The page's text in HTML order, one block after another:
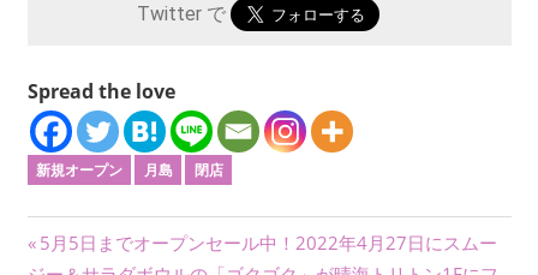
Twitter で
Spread the love
新規オープン 月島 閉店
投
前
5月5日までオープンセール中！2022年4月27日にスムー